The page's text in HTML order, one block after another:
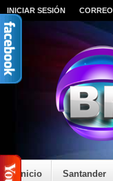
INICIAR SESIÓN CORREO
Inicio Santander